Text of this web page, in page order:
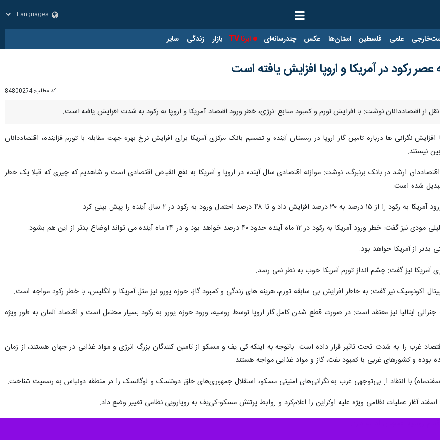
علمی فلسطین استان‌ها عکس چندرسانه‌ای ایرنا TV بازار زندگی سایر
رکود در آمریکا و اروپا افزایش یافته است
کد مطلب: 84800274